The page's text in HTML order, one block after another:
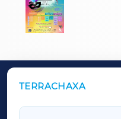
TERRACHAXA
OUTROS